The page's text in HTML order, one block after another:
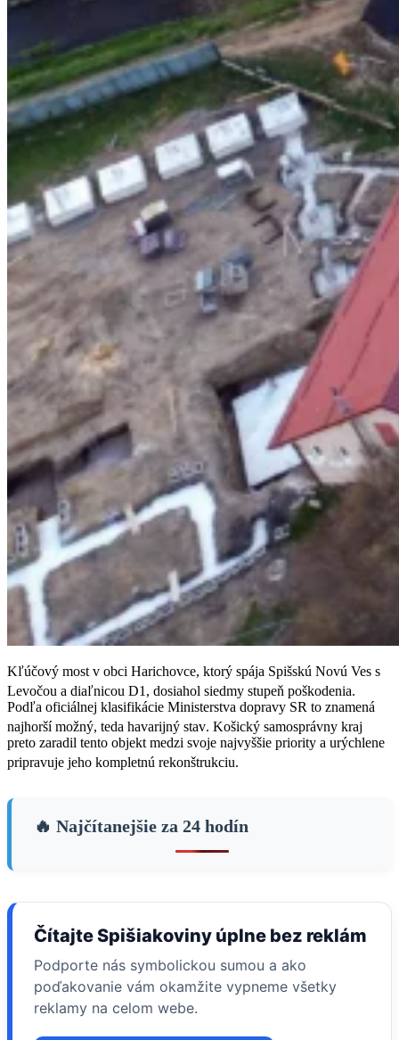
Kľúčový most v obci Harichovce, ktorý spája Spišskú Novú Ves s
Levočou a diaľnicou D1, dosiahol siedmy stupeň poškodenia.
Podľa oficiálnej klasifikácie Ministerstva dopravy SR to znamená
najhorší možný, teda havarijný stav. Košický samosprávny kraj
preto zaradil tento objekt medzi svoje najvyššie priority a urýchlene
pripravuje jeho kompletnú rekonštrukciu.
🔥 Najčítanejšie za 24 hodín
Čítajte Spišiakoviny úplne bez reklám
Podporte nás symbolickou sumou a ako
poďakovanie vám okamžite vypneme všetky
reklamy na celom webe.